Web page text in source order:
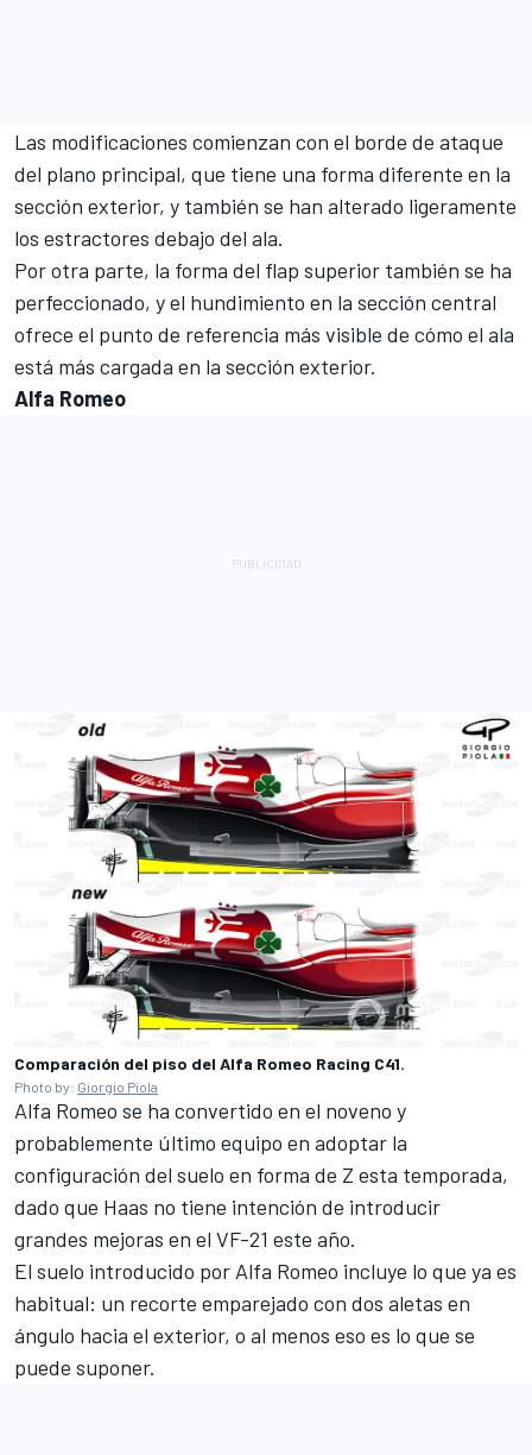
Las modificaciones comienzan con el borde de ataque
del plano principal, que tiene una forma diferente en la
sección exterior, y también se han alterado ligeramente
los estractores debajo del ala.
Por otra parte, la forma del flap superior también se ha
perfeccionado, y el hundimiento en la sección central
ofrece el punto de referencia más visible de cómo el ala
está más cargada en la sección exterior.
Alfa Romeo
Comparación del piso del Alfa Romeo Racing C41.
Photo by: Giorgio Piola
Alfa Romeo se ha convertido en el noveno y
probablemente último equipo en adoptar la
configuración del suelo en forma de Z esta temporada,
dado que Haas no tiene intención de introducir
grandes mejoras en el VF-21 este año.
El suelo introducido por Alfa Romeo incluye lo que ya es
habitual: un recorte emparejado con dos aletas en
ángulo hacia el exterior, o al menos eso es lo que se
puede suponer.